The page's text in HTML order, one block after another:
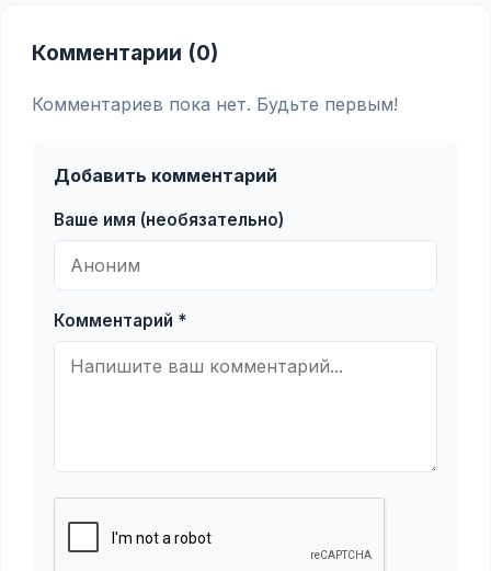
Комментарии (0)
Комментариев пока нет. Будьте первым!
Добавить комментарий
Ваше имя (необязательно)
Комментарий *